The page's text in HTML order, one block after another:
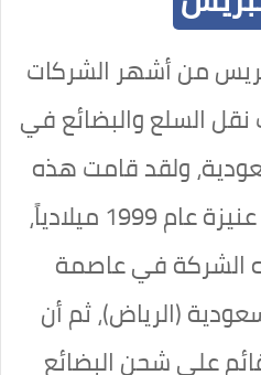
من أشهر الشركات
السلع والبضائع في
ولقد قامت هذه
الشركة في محافظة عنيزة عام 1999 ميلادياً،
الشركة في عاصمة
(الرياض)، ثم أن
على شحن البضائع